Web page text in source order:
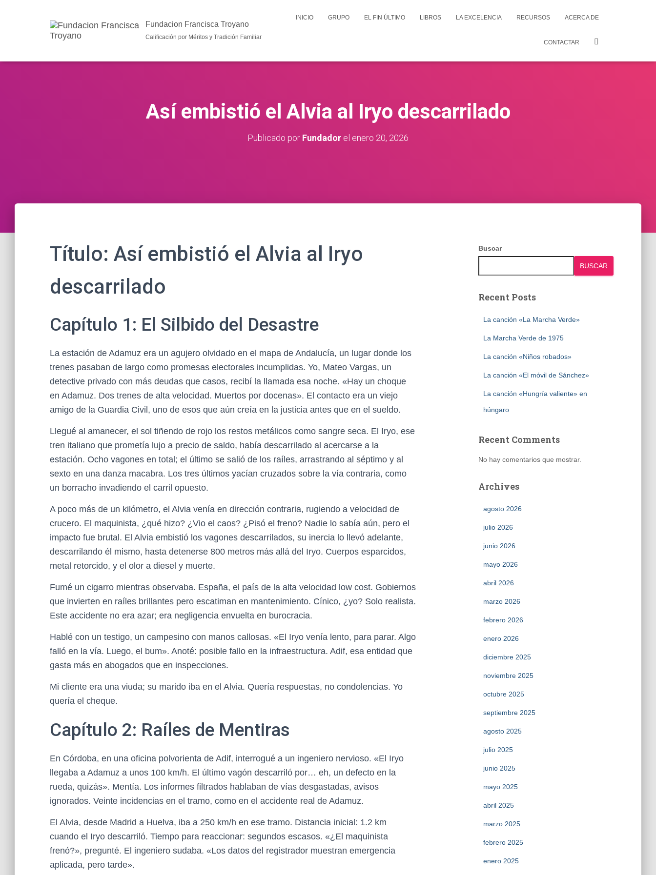
Fundacion Francisca Troyano
Calificación por Méritos y Tradición Familiar
INICIO GRUPO EL FIN ÚLTIMO LIBROS LA EXCELENCIA RECURSOS ACERCA DE
CONTACTAR
Así embistió el Alvia al Iryo descarrilado
Publicado por Fundador el enero 20, 2026
Título: Así embistió el Alvia al Iryo
descarrilado
Capítulo 1: El Silbido del Desastre
La estación de Adamuz era un agujero olvidado en el mapa de Andalucía, un lugar donde los
trenes pasaban de largo como promesas electorales incumplidas. Yo, Mateo Vargas, un
detective privado con más deudas que casos, recibí la llamada esa noche. «Hay un choque
en Adamuz. Dos trenes de alta velocidad. Muertos por docenas». El contacto era un viejo
amigo de la Guardia Civil, uno de esos que aún creía en la justicia antes que en el sueldo.
Llegué al amanecer, el sol tiñendo de rojo los restos metálicos como sangre seca. El Iryo, ese
tren italiano que prometía lujo a precio de saldo, había descarrilado al acercarse a la
estación. Ocho vagones en total; el último se salió de los raíles, arrastrando al séptimo y al
sexto en una danza macabra. Los tres últimos yacían cruzados sobre la vía contraria, como
un borracho invadiendo el carril opuesto.
A poco más de un kilómetro, el Alvia venía en dirección contraria, rugiendo a velocidad de
crucero. El maquinista, ¿qué hizo? ¿Vio el caos? ¿Pisó el freno? Nadie lo sabía aún, pero el
impacto fue brutal. El Alvia embistió los vagones descarrilados, su inercia lo llevó adelante,
descarrilando él mismo, hasta detenerse 800 metros más allá del Iryo. Cuerpos esparcidos,
metal retorcido, y el olor a diesel y muerte.
Fumé un cigarro mientras observaba. España, el país de la alta velocidad low cost. Gobiernos
que invierten en raíles brillantes pero escatiman en mantenimiento. Cínico, ¿yo? Solo realista.
Este accidente no era azar; era negligencia envuelta en burocracia.
Hablé con un testigo, un campesino con manos callosas. «El Iryo venía lento, para parar. Algo
falló en la vía. Luego, el bum». Anoté: posible fallo en la infraestructura. Adif, esa entidad que
gasta más en abogados que en inspecciones.
Mi cliente era una viuda; su marido iba en el Alvia. Quería respuestas, no condolencias. Yo
quería el cheque.
Capítulo 2: Raíles de Mentiras
En Córdoba, en una oficina polvorienta de Adif, interrogué a un ingeniero nervioso. «El Iryo
llegaba a Adamuz a unos 100 km/h. El último vagón descarriló por… eh, un defecto en la
rueda, quizás». Mentía. Los informes filtrados hablaban de vías desgastadas, avisos
ignorados. Veinte incidencias en el tramo, como en el accidente real de Adamuz.
El Alvia, desde Madrid a Huelva, iba a 250 km/h en ese tramo. Distancia inicial: 1.2 km
cuando el Iryo descarriló. Tiempo para reaccionar: segundos escasos. «¿El maquinista
frenó?», pregunté. El ingeniero sudaba. «Los datos del registrador muestran emergencia
aplicada, pero tarde».
Buscar
BUSCAR
Recent Posts
La canción «La Marcha Verde»
La Marcha Verde de 1975
La canción «Niños robados»
La canción «El móvil de Sánchez»
La canción «Hungría valiente» en
húngaro
Recent Comments
No hay comentarios que mostrar.
Archives
agosto 2026
julio 2026
junio 2026
mayo 2026
abril 2026
marzo 2026
febrero 2026
enero 2026
diciembre 2025
noviembre 2025
octubre 2025
septiembre 2025
agosto 2025
julio 2025
junio 2025
mayo 2025
abril 2025
marzo 2025
febrero 2025
enero 2025